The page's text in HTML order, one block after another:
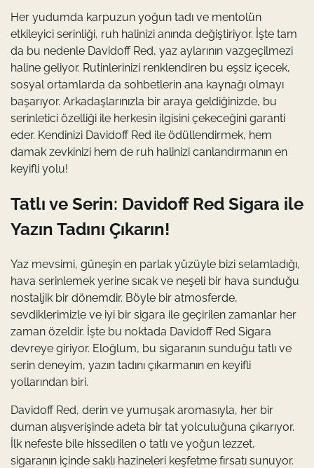
Her yudumda karpuzun yoğun tadı ve mentolün
etkileyici serinliği, ruh halinizi anında değiştiriyor. İşte tam
da bu nedenle Davidoff Red, yaz aylarının vazgeçilmezi
haline geliyor. Rutinlerinizi renklendiren bu eşsiz içecek,
sosyal ortamlarda da sohbetlerin ana kaynağı olmayı
başarıyor. Arkadaşlarınızla bir araya geldiğinizde, bu
serinletici özelliği ile herkesin ilgisini çekeceğini garanti
eder. Kendinizi Davidoff Red ile ödüllendirmek, hem
damak zevkinizi hem de ruh halinizi canlandırmanın en
keyifli yolu!
Tatlı ve Serin: Davidoff Red Sigara ile
Yazın Tadını Çıkarın!
Yaz mevsimi, güneşin en parlak yüzüyle bizi selamladığı,
hava serinlemek yerine sıcak ve neşeli bir hava sunduğu
nostaljik bir dönemdir. Böyle bir atmosferde,
sevdiklerimizle ve iyi bir sigara ile geçirilen zamanlar her
zaman özeldir. İşte bu noktada Davidoff Red Sigara
devreye giriyor. Eloğlum, bu sigaranın sunduğu tatlı ve
serin deneyim, yazın tadını çıkarmanın en keyifli
yollarından biri.
Davidoff Red, derin ve yumuşak aromasıyla, her bir
duman alışverişinde adeta bir tat yolculuğuna çıkarıyor.
İlk nefeste bile hissedilen o tatlı ve yoğun lezzet,
sigaranın içinde saklı hazineleri keşfetme fırsatı sunuyor.